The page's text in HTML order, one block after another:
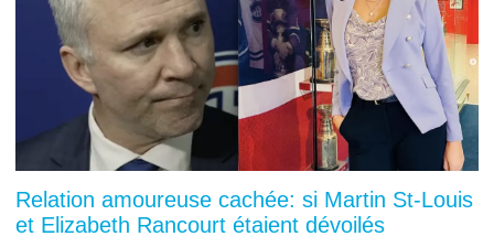
Relation amoureuse cachée: si Martin St-Louis
et Elizabeth Rancourt étaient dévoilés